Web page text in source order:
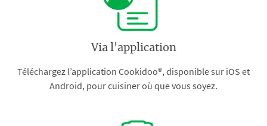
Via l'application
Téléchargez l’application Cookidoo®, disponible sur iOS et
Android, pour cuisiner où que vous soyez.